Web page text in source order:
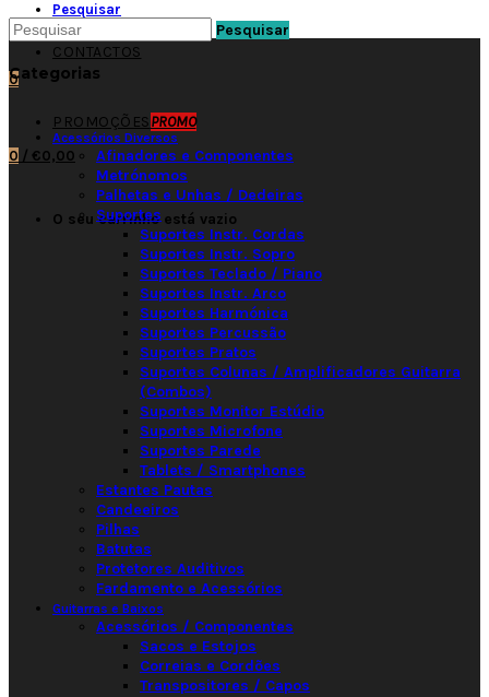
CONTACTOS
PROMOÇÕESPROMO
Pesquisar
0
0 / €0,00
O seu carrinho está vazio
Pesquisar
Categorias
Acessórios Diversos
Afinadores e Componentes
Metrónomos
Palhetas e Unhas / Dedeiras
Suportes
Suportes Instr. Cordas
Suportes Instr. Sopro
Suportes Teclado / Piano
Suportes Instr. Arco
Suportes Harmónica
Suportes Percussão
Suportes Pratos
Suportes Colunas / Amplificadores Guitarra
(Combos)
Suportes Monitor Estúdio
Suportes Microfone
Suportes Parede
Tablets / Smartphones
Estantes Pautas
Candeeiros
Pilhas
Batutas
Protetores Auditivos
Fardamento e Acessórios
Guitarras e Baixos
Acessórios / Componentes
Sacos e Estojos
Correias e Cordões
Transpositores / Capos